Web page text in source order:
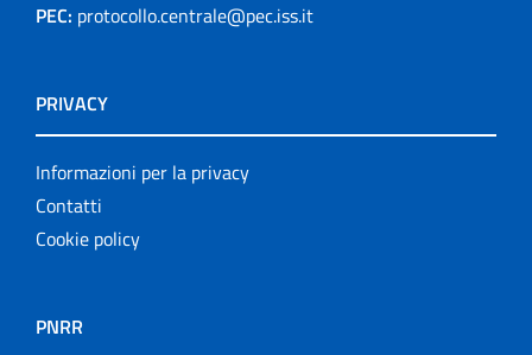
PEC: protocollo.centrale@pec.iss.it
PRIVACY
Informazioni per la privacy
Contatti
Cookie policy
PNRR